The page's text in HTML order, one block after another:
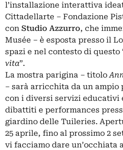
l’installazione interattiva
Cittadellarte – Fondazione
con Studio Azzurro, che
Musée – è esposta presso il
spazi e nel contesto di questo
vita”.
La mostra parigina – titolo
– sarà arricchita da un
con i diversi servizi educativi
dibattiti e performances
giardino delle Tuileries.
25 aprile, fino al prossimo 2
vi facciamo dare un’occhiata